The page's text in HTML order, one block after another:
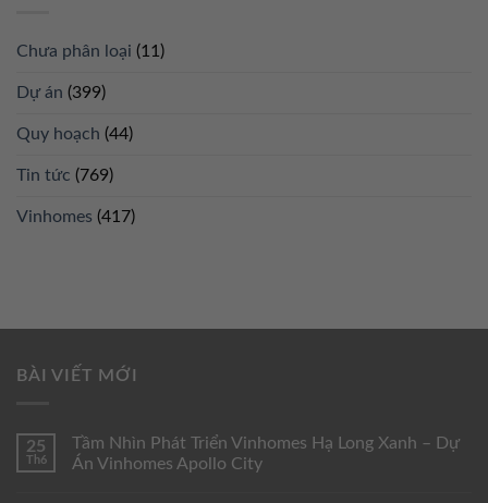
Chưa phân loại (11)
Dự án (399)
Quy hoạch (44)
Tin tức (769)
Vinhomes (417)
BÀI VIẾT MỚI
25
Th6
Tầm Nhìn Phát Triển Vinhomes Hạ Long Xanh – Dự
Án Vinhomes Apollo City